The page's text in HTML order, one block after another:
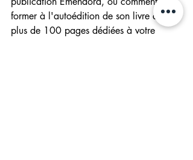
former à l'autoédition de son livre avec
plus de 100 pages dédiées à votre